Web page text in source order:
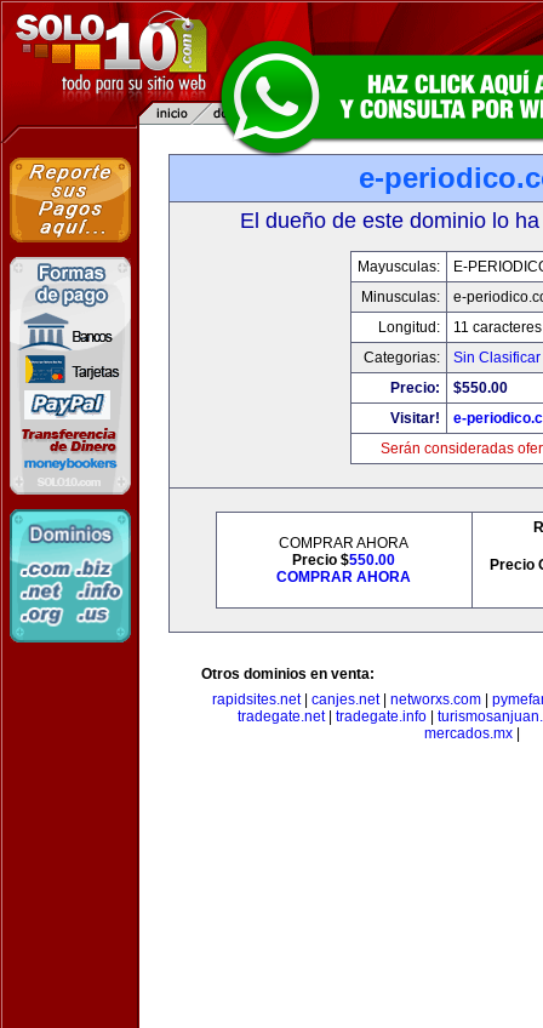
e-
El dueño de este dominio lo
Mayusculas:
E-
Minusculas:
e-
Longitud:
11 caracteres
Categorias:
Sin Clasificar
Precio:
$550.00
Visitar!
e-
Serán consideradas
COMPRAR AHORA
Precio $550.00
COMPRAR AHORA
Precio
Otros dominios en venta:
rapidsites.net| canjes.net| networxs.com|
tradegate.net| tradegate.info
mercados.mx|